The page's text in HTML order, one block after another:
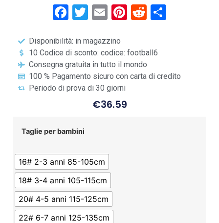
Facebook
Twitter
EmailPinterest
Reddit
Disponibilità: in magazzino
10 Codice di sconto: codice: football6
Consegna gratuita in tutto il mondo
100 % Pagamento sicuro con carta di credito
Periodo di prova di 30 giorni
€36.59
Taglie per bambini
16# 2-3 anni 85-105cm
18# 3-4 anni 105-115cm
20# 4-5 anni 115-125cm
22# 6-7 anni 125-135cm